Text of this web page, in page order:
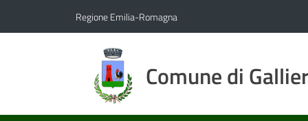
Regione Emilia-Romagna
Comune di